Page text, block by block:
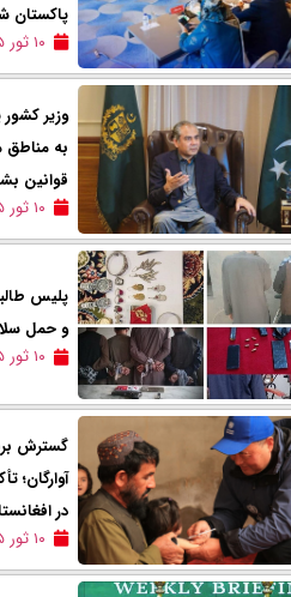
پاکستان
۱۰ ثور ۱۴۰۵
وزیر کشور
به
قوانین
۱۰ ثور ۱۴۰۵
و حمل
۱۰ ثور ۱۴۰۵
گسترش
در
۱۰ ثور ۱۴۰۵